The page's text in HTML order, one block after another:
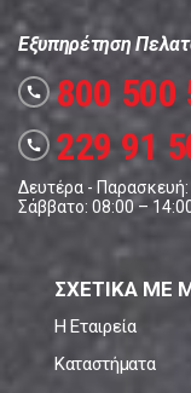
Εξυπηρέτηση
call 800 500
call 229 91
Δευτέρα -
Σάββατο: 08:00 –
ΣΧΕΤΙΚΑ ΜΕ
Η Εταιρεία
Καταστήματα